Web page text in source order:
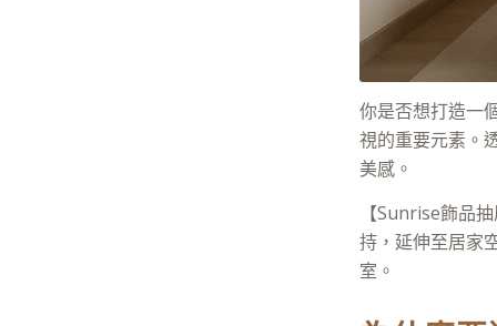
你是否想打造一
視的重要元素。
美感。
【Sunrise飾品
持，延伸至居家
室。